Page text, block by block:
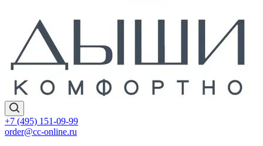
+7 (495) 151-09-99
order@cc-online.ru